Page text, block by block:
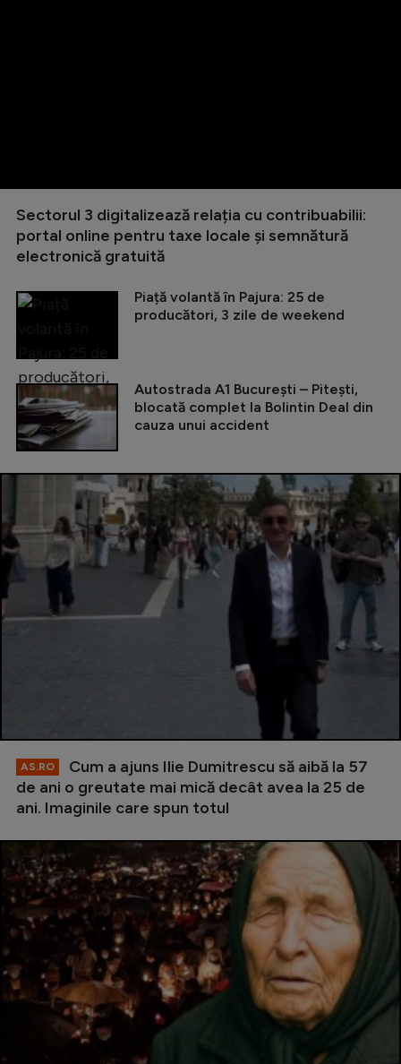
Sectorul 3 digitalizează relația cu contribuabilii:
portal online pentru taxe locale și semnătură
electronică gratuită
Piață volantă în Pajura: 25 de
producători, 3 zile de weekend
Autostrada A1 București – Pitești,
blocată complet la Bolintin Deal din
cauza unui accident
AS.RO
Cum a ajuns Ilie Dumitrescu să aibă la 57
de ani o greutate mai mică decât avea la 25 de
ani. Imaginile care spun totul